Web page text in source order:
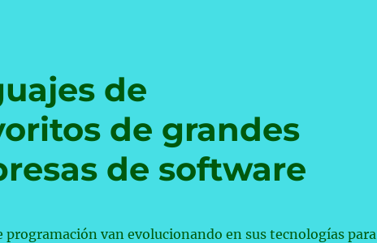
de
de grandes
de software
programación van evolucionando en sus tecnologías para